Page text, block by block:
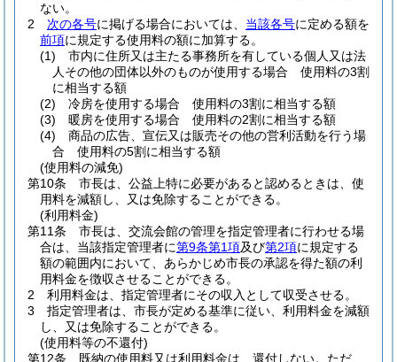
ない。
2
次の各号に掲げる場合においては、 当該各号に定める額を
前項に規定する使用料の額に加算する。
(1)
市内に住所又は主たる事務所を有している個人又は法
人その他の団体以外のものが使用する場合 使用料の3割
に相当する額
(2)
冷房を使用する場合 使用料の3割に相当する額
(3)
暖房を使用する場合 使用料の2割に相当する額
(4)
商品の広告、宣伝又は販売その他の営利活動を行う場
合 使用料の5割に相当する額
(使用料の減免)
第10条
市長は、公益上特に必要があると認めるときは、使
用料を減額し、又は免除することができる。
(利用料金)
第11条
市長は、交流会館の管理を指定管理者に行わせる場
合は、当該指定管理者に第9条第1項及び第2項に規定する
額の範囲内において、あらかじめ市長の承認を得た額の利
用料金を徴収させることができる。
2
利用料金は、指定管理者にその収入として収受させる。
3
指定管理者は、市長が定める基準に従い、利用料金を減額
し、又は免除することができる。
(使用料等の不還付)
第12条
既納の使用料又は利用料金は、還付しない。 ただ